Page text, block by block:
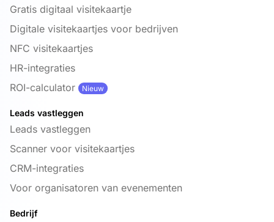
Gratis digitaal visitekaartje
Digitale visitekaartjes voor bedrijven
NFC visitekaartjes
HR-integraties
ROI-calculator
Nieuw
Leads vastleggen
Leads vastleggen
Scanner voor visitekaartjes
CRM-integraties
Voor organisatoren van evenementen
Bedrijf